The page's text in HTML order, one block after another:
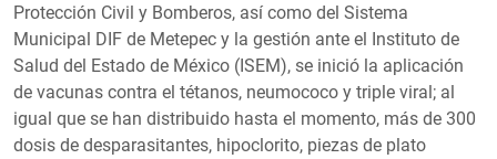
Protección Civil y Bomberos, así como del Sistema
Municipal DIF de Metepec y la gestión ante el Instituto de
Salud del Estado de México (ISEM), se inició la aplicación
de vacunas contra el tétanos, neumococo y triple viral; al
igual que se han distribuido hasta el momento, más de 300
dosis de desparasitantes, hipoclorito, piezas de plato